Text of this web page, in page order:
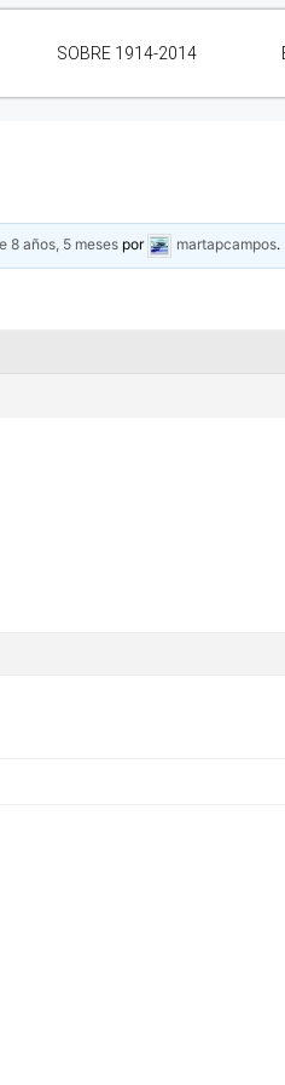
SOBRE 1914-2014
8 años, 5 mesespor martapcampos.